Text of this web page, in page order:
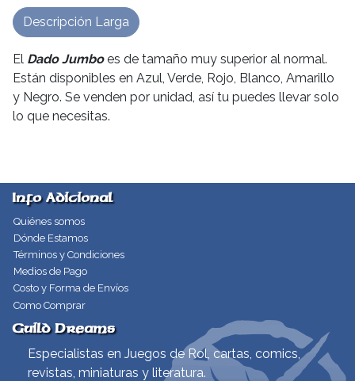
El Dado Jumboes de tamaño muy superior al normal.
Están disponibles en Azul, Verde, Rojo, Blanco, Amarillo
y Negro. Se venden por unidad, así tu puedes llevar solo
lo que necesitas.
Descripción Larga
Info Adicional
Quiénes somos
Dónde Estamos
Términos y Condiciones
Medios de Pago
Costo y Forma de Envíos
Como Comprar
Guild Dreams
Especialistas en Juegos de Rol, cartas, comics,
revistas, miniaturas y literatura.